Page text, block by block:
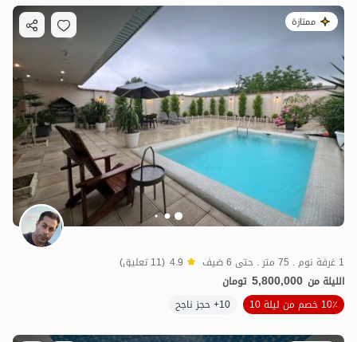
ممتازة
1 غرفة نوم . 75 متر . حتى 6 ضيف 4.9 (11 تعليق)
الليلة من 5,800,000 تومان
10٪ خصم من ليلة 10
10+ حجز ناجح